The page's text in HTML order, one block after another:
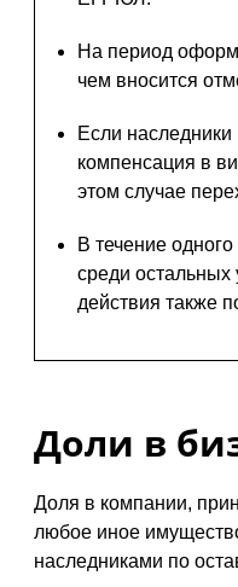
На период
чем вносится
Если
компенсация в
этом случае
В течение
среди
действия также
Доли в
Доля в компании,
любое иное
наследниками по